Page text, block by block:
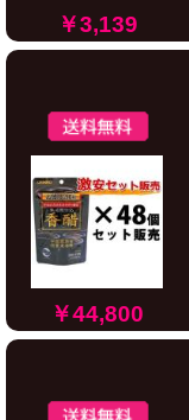
￥3,139
￥44,800